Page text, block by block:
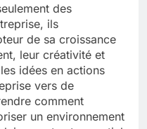
des
ils
de sa croissance
leur créativité et
idées en actions
vers de
comment
un environnement